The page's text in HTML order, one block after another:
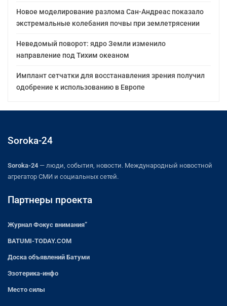
Новое моделирование разлома Сан-Андреас показало
экстремальные колебания почвы при землетрясении
Неведомый поворот: ядро Земли изменило
направление под Тихим океаном
Имплант сетчатки для восстанавления зрения получил
одобрение к использованию в Европе
Soroka-24
Soroka-24 — люди, события, новости. Международный новостной
агрегатор СМИ и социальных сетей.
Партнеры проекта
Журнал Фокус внимания”
BATUMI-TODAY.COM
Доска объявлений Батуми
Эзотерика-инфо
Место силы